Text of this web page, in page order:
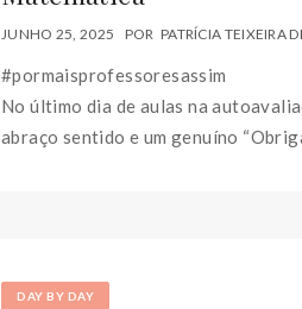
JUNHO 25, 2025 POR PATRÍCIA TEIXEIRA
#pormaisprofessoresassim
No último dia de aulas na
abraço sentido e um genuíno
DAY BY DAY